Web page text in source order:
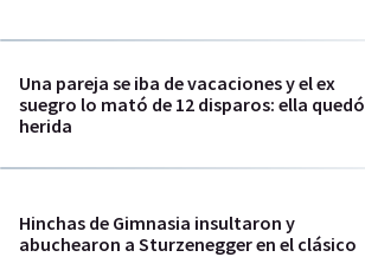
Una pareja se iba de vacaciones y el ex
suegro lo mató de 12 disparos: ella quedó
herida
Hinchas de Gimnasia insultaron y
abuchearon a Sturzenegger en el clásico